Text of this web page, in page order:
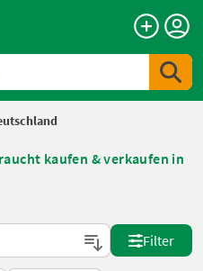
kaufen & verkaufen in
Filter